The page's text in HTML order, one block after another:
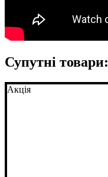
Супутні товари:
Акція